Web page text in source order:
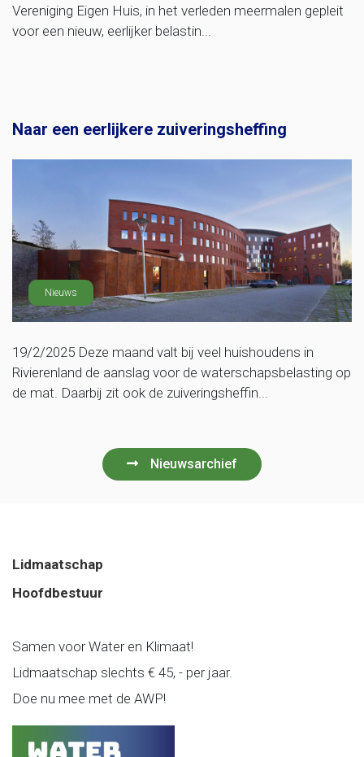
Vereniging Eigen Huis, in het verleden meermalen gepleit
voor een nieuw, eerlijker belastin...
Naar een eerlijkere zuiveringsheffing
Nieuws
19/2/2025 Deze maand valt bij veel huishoudens in
Rivierenland de aanslag voor de waterschapsbelasting op
de mat. Daarbij zit ook de zuiveringsheffin...
Nieuwsarchief
Lidmaatschap
Hoofdbestuur
Samen voor Water en Klimaat!
Lidmaatschap slechts € 45, - per jaar.
Doe nu mee met de AWP!